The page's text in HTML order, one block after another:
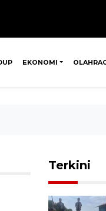
EKONOMI
Terkini